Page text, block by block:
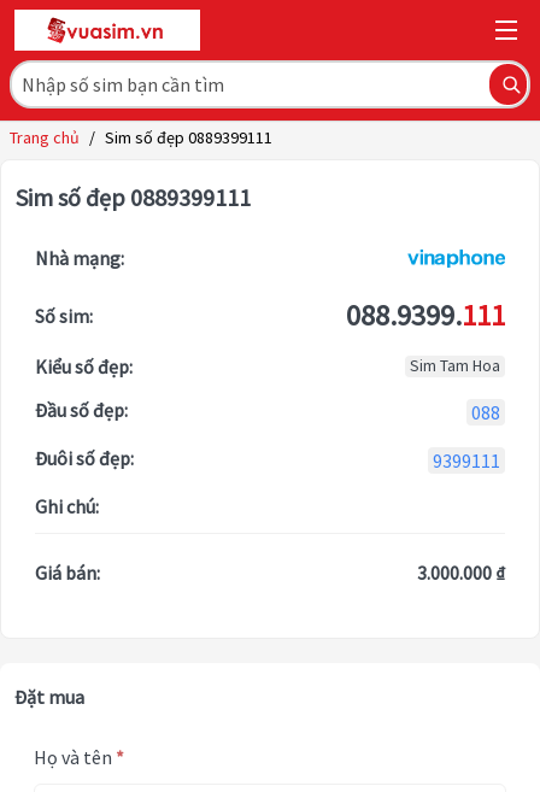
Trang chủ / Sim số đẹp 0889399111
Sim số đẹp 0889399111
Nhà mạng:
Số sim: 088.9399.111
Kiểu số đẹp: Sim Tam Hoa
Đầu số đẹp:
088
Đuôi số đẹp:
9399111
Ghi chú:
Giá bán: 3.000.000 ₫
Đặt mua
Họ và tên *